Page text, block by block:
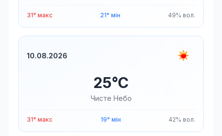
31° макс 21° мін 49% вол.
10.08.2026
25°C
Чисте Небо
31° макс 19° мін 42% вол.